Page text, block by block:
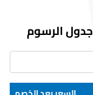
4,750.00$
4,750.00$
10%
جدول الرسوم